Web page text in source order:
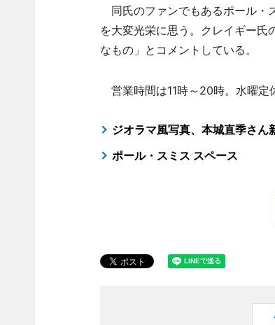
同氏のファンでもあるポール・
を大変光栄に思う。クレイギー
なもの」とコメントしている。
営業時間は11時～20時。水曜定
ジオラマ風写真、本城直季さん
ポール・スミス スペース